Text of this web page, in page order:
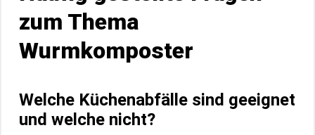
zum Thema
Wurmkomposter
Welche Küchenabfälle sind geeignet
und welche nicht?